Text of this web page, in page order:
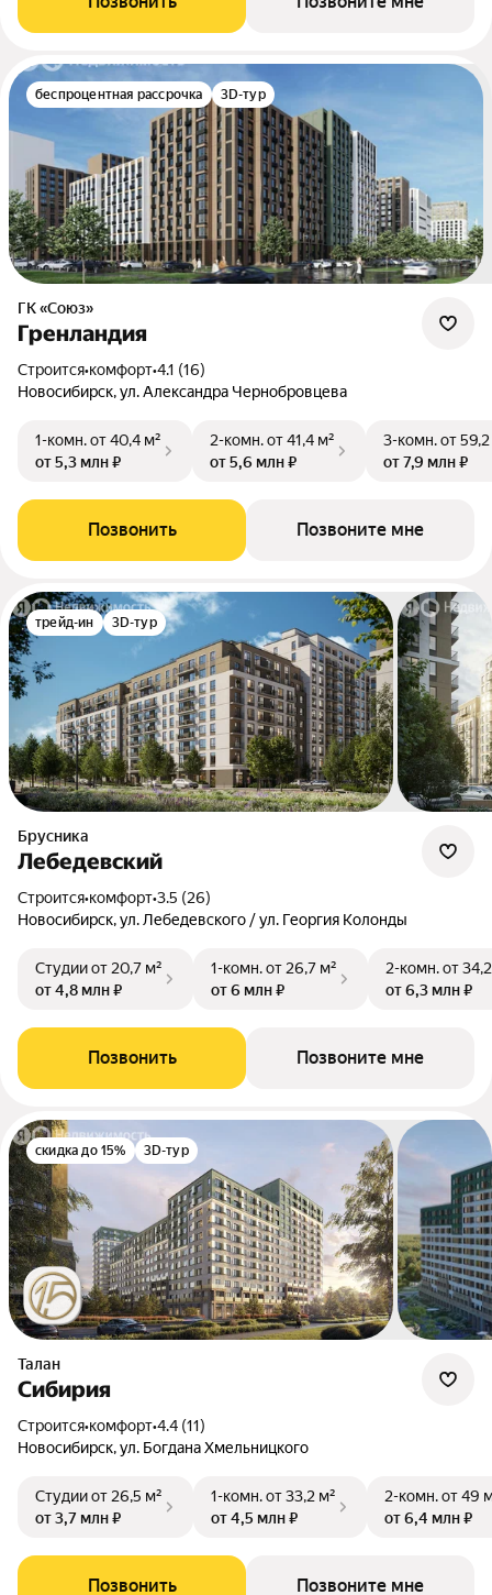
беспроцентная рассрочка 3D-тур
ГК «Союз»
Гренландия
Строится•комфорт•4.1 (16)
Новосибирск, ул. Александра Чернобровцева
1-комн.от 40,4 м²
от 5,3 млн ₽
2-комн.от 41,4 м²
от 5,6 млн ₽
3-комн.от
от 7,9 млн ₽
Позвонить Позвоните мне
трейд-ин 3D-тур
Брусника
Лебедевский
Строится•комфорт•3.5 (26)
Новосибирск, ул. Лебедевского / ул. Георгия Колонды
Студииот 20,7 м²
от 4,8 млн ₽
1-комн.от 26,7 м²
от 6 млн ₽
2-комн.от
от 6,3 млн ₽
Позвонить Позвоните мне
скидка до 15% 3D-тур
Талан
Сибирия
Строится•комфорт•4.4 (11)
Новосибирск, ул. Богдана Хмельницкого
Студииот 26,5 м²
от 3,7 млн ₽
1-комн.от 33,2 м²
от 4,5 млн ₽
2-комн.от 49
от 6,4 млн ₽
Позвонить Позвоните мне